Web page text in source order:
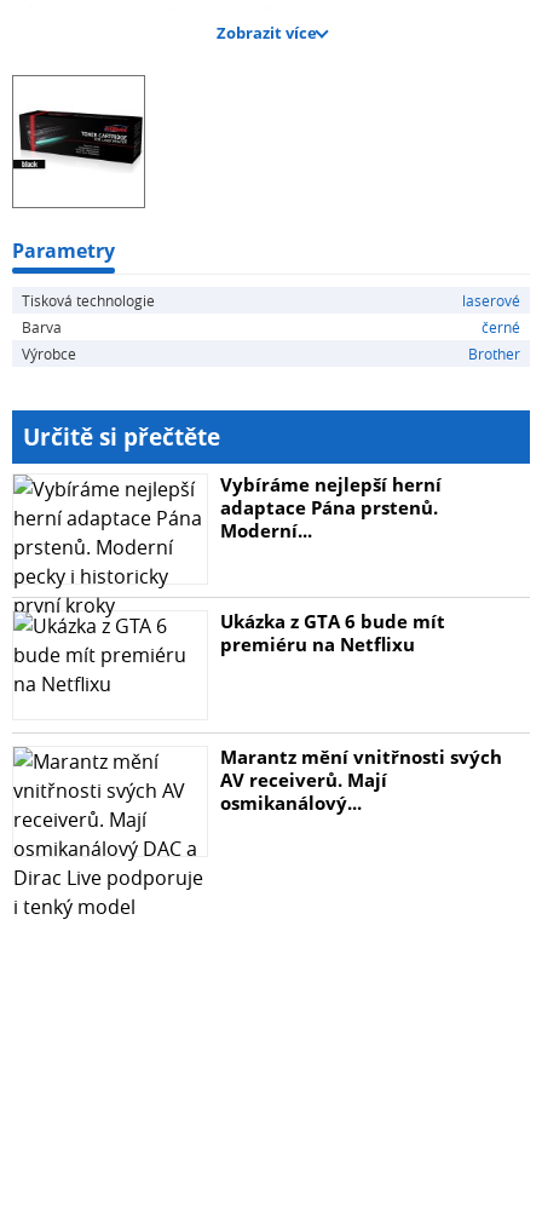
Výrobce Jet World je prověřen více než 20 lety zkušeností
a vyrábí produkty dle normy ISO 9001, ISO 14001 a ISO
ale mohou se lišit svou kvalitou. My Vám garantujeme
100% spokojenost díky prověřené kvalitě našeho
jejich výrobky dosahují stejné úrovně kvality, jako
originální. Kód výrobce: JW-B1090N
Zobrazit více
Parametry
Tisková technologie
laserové
Barva
černé
Výrobce
Brother
Určitě si přečtěte
Vybíráme nejlepší herní
adaptace Pána prstenů.
Moderní...
Ukázka z GTA 6 bude mít
premiéru na Netflixu
Marantz mění vnitřnosti svých
AV receiverů. Mají
osmikanálový...